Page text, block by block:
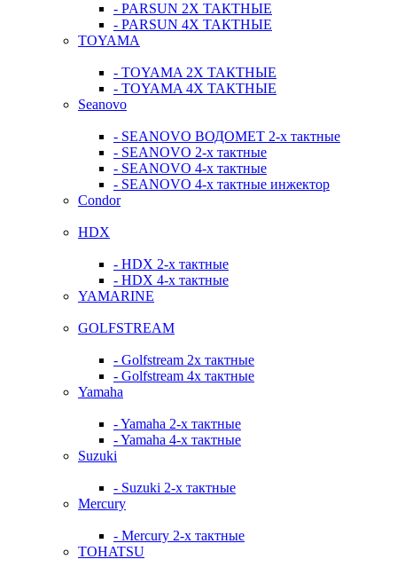
- PARSUN 2Х ТАКТНЫЕ
- PARSUN 4Х ТАКТНЫЕ
TOYAMA
- TOYAMA 2Х ТАКТНЫЕ
- TOYAMA 4Х ТАКТНЫЕ
Seanovo
- SEANOVO ВОДОМЕТ 2-х тактные
- SEANOVO 2-х тактные
- SEANOVO 4-х тактные
- SEANOVO 4-х тактные инжектор
Condor
HDX
- HDX 2-х тактные
- HDX 4-х тактные
YAMARINE
GOLFSTREAM
- Golfstream 2х тактные
- Golfstream 4х тактные
Yamaha
- Yamaha 2-х тактные
- Yamaha 4-х тактные
Suzuki
- Suzuki 2-х тактные
Mercury
- Mercury 2-х тактные
TOHATSU